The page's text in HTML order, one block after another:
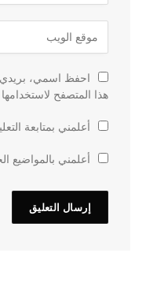
احفظ اسمي، بريدي
هذا المتصفح
أعلمني بمتابعة
أعلمني بالمواضيع